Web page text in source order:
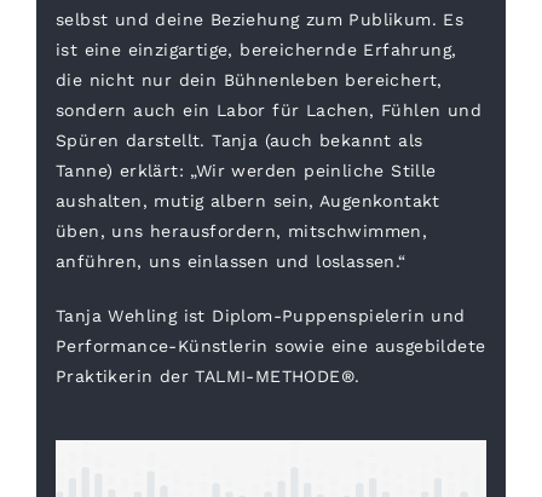
selbst und deine Beziehung zum Publikum. Es
ist eine einzigartige, bereichernde Erfahrung,
die nicht nur dein Bühnenleben bereichert,
sondern auch ein Labor für Lachen, Fühlen und
Spüren darstellt. Tanja (auch bekannt als
Tanne) erklärt: „Wir werden peinliche Stille
aushalten, mutig albern sein, Augenkontakt
üben, uns herausfordern, mitschwimmen,
anführen, uns einlassen und loslassen.“
Tanja Wehling ist Diplom-Puppenspielerin und
Performance-Künstlerin sowie eine ausgebildete
Praktikerin der TALMI-METHODE®.